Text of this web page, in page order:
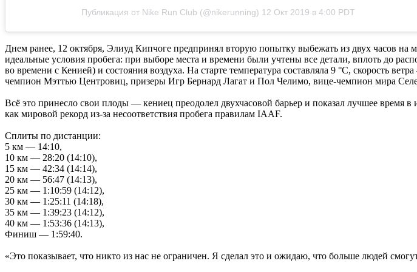
Публикация от Nike Run Club (@nikerunning) 12 Окт 2019 в 4:00 PDT
Днем ранее, 12 октября, Элиуд Кипчоге предпринял вторую попытку выбежать из двух часов
идеальные условия пробега: при выборе места и времени были учтены все детали, вплоть до
во времени с Кенией) и состояния воздуха. На старте температура составляла 9 °С, скорость
чемпион Мэттью Центровиц, призеры Игр Бернард Лагат и Пол Челимо, вице-чемпион мира
Всё это принесло свои плоды — кениец преодолел двухчасовой барьер и показал лучшее время
как мировой рекорд из-за несоответствия пробега правилам IAAF.
Сплиты по дистанции:
5 км — 14:10,
10 км — 28:20 (14:10),
15 км — 42:34 (14:14),
20 км — 56:47 (14:13),
25 км — 1:10:59 (14:12),
30 км — 1:25:11 (14:18),
35 км — 1:39:23 (14:12),
40 км — 1:53:36 (14:13),
Финиш — 1:59:40.
«Это показывает, что никто из нас не ограничен. Я сделал это и ожидаю, что больше людей